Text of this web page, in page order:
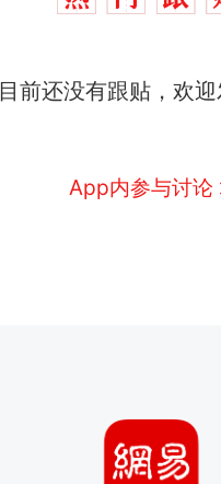
目前还没有跟贴，欢
App内参与讨论